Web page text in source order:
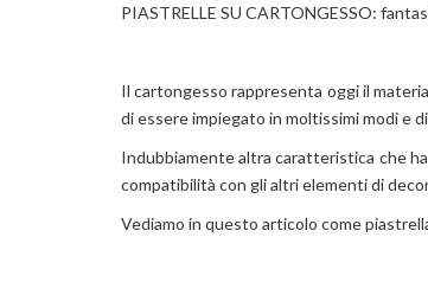
PIASTRELLE SU CARTONGESSO:
Il cartongesso rappresenta oggi il
di essere impiegato in moltissimi modi e
Indubbiamente altra caratteristica che
compatibilità con gli altri elementi di
Vediamo in questo articolo come